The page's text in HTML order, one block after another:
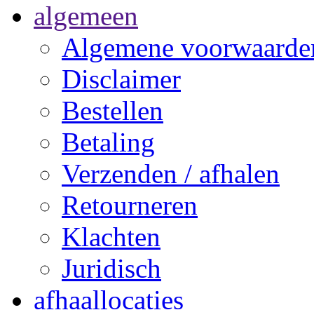
algemeen
Algemene
Disclaimer
Bestellen
Betaling
Verzenden / afhalen
Retourneren
Klachten
Juridisch
afhaallocaties